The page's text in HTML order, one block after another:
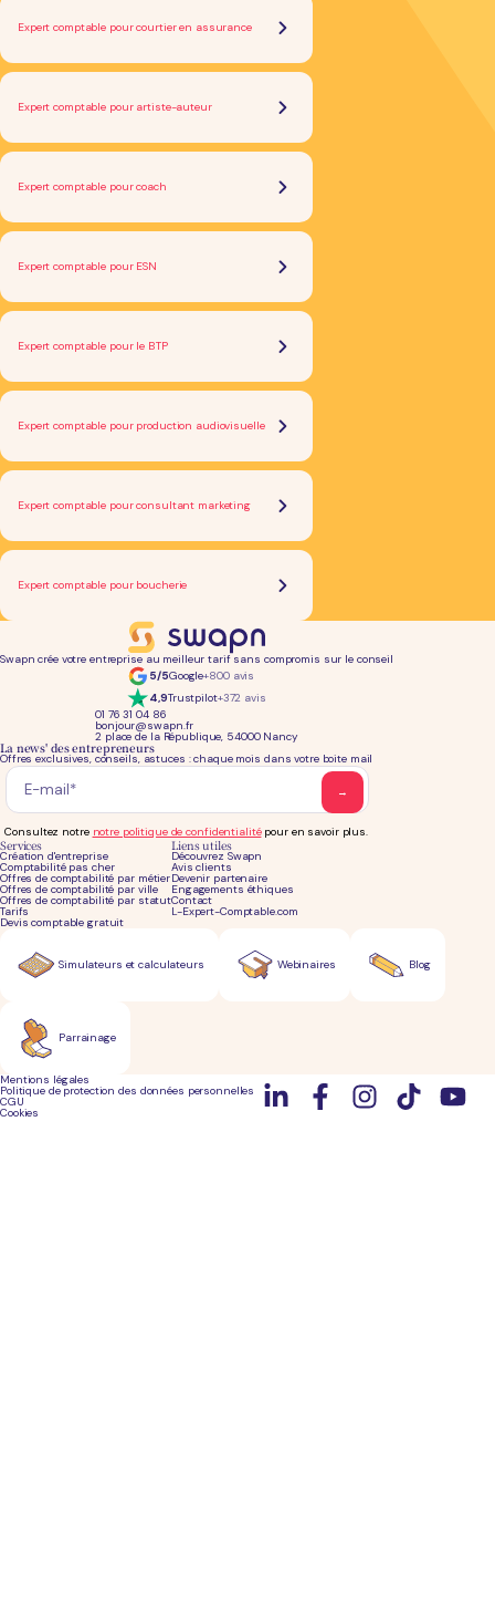
Expert comptable pour courtier en assurance
Expert comptable pour artiste-auteur
Expert comptable pour coach
Expert comptable pour ESN
Expert comptable pour le BTP
Expert comptable pour production audiovisuelle
Expert comptable pour consultant marketing
Expert comptable pour boucherie
Swapn crée votre entreprise au meilleur tarif sans compromis sur le conseil
5/5Google+800 avis
4,9Trustpilot+372 avis
01 76 31 04 86
bonjour@swapn.fr
2 place de la République, 54000 Nancy
Services
Création d'entreprise
Comptabilité pas cher
Offres de comptabilité par métier
Offres de comptabilité par ville
Offres de comptabilité par statut
Tarifs
Devis comptable gratuit
Liens utiles
Découvrez Swapn
Avis clients
Devenir partenaire
Engagements éthiques
Contact
L-Expert-Comptable.com
La news' des entrepreneurs
Offres exclusives, conseils, astuces : chaque mois dans votre boite mail
Consultez notre notre politique de confidentialitépour en savoir plus.
Simulateurs et calculateurs Blog
Parrainage
Webinaires
Mentions légales
Politique de protection des données personnelles
CGU
Cookies